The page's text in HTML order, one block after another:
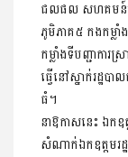
ជលផល សហគមន៍ន
ភូមិភាគ៥ កងកម្ល
កម្លាំងទីបញ្ជាកា
ធ្វើនៅស្នាក់រដ្ឋ
ធំ។
នាឱកាសនេះ ឯកឧត្
សំណាក់​ឯកឧត្តមរដ្